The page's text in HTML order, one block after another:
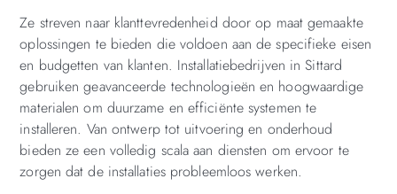
Ze streven naar klanttevredenheid door op maat gemaakte
oplossingen te bieden die voldoen aan de specifieke eisen
en budgetten van klanten. Installatiebedrijven in Sittard
gebruiken geavanceerde technologieën en hoogwaardige
materialen om duurzame en efficiënte systemen te
installeren. Van ontwerp tot uitvoering en onderhoud
bieden ze een volledig scala aan diensten om ervoor te
zorgen dat de installaties probleemloos werken.